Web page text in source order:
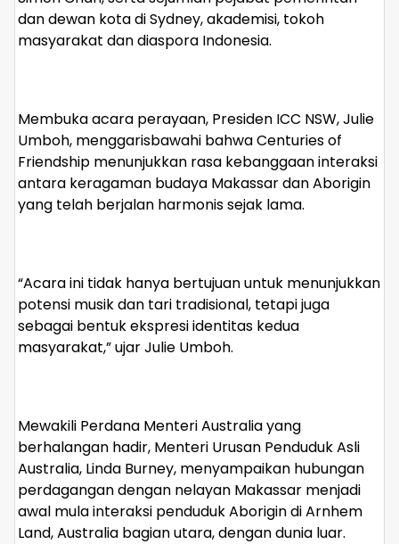
dan dewan kota di Sydney, akademisi, tokoh
masyarakat dan diaspora Indonesia.
Membuka acara perayaan, Presiden ICC NSW, Julie
Umboh, menggarisbawahi bahwa Centuries of
Friendship menunjukkan rasa kebanggaan interaksi
antara keragaman budaya Makassar dan Aborigin
yang telah berjalan harmonis sejak lama.
“Acara ini tidak hanya bertujuan untuk menunjukkan
potensi musik dan tari tradisional, tetapi juga
sebagai bentuk ekspresi identitas kedua
masyarakat,” ujar Julie Umboh.
Mewakili Perdana Menteri Australia yang
berhalangan hadir, Menteri Urusan Penduduk Asli
Australia, Linda Burney, menyampaikan hubungan
perdagangan dengan nelayan Makassar menjadi
awal mula interaksi penduduk Aborigin di Arnhem
Land, Australia bagian utara, dengan dunia luar.